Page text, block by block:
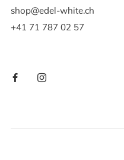
shop@edel-white.ch
+41 71 787 02 57